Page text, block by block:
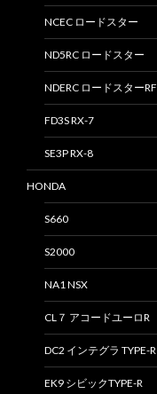
NCEC ロードスター
ND5RC ロードスター
NDERC ロードスターRF
FD3S RX-7
SE3P RX-8
HONDA
S660
S2000
NA1 NSX
CL７ アコードユーロR
DC2 インテグラ TYPE-R
EK9 シビックTYPE-R